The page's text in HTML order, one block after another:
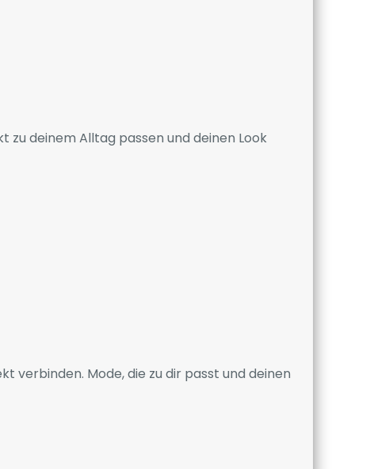
zu deinem Alltag passen und deinen Look
verbinden. Mode, die zu dir passt und deinen